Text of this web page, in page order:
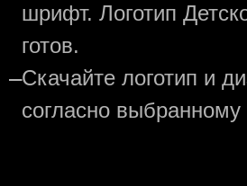
шрифт. Логотип
готов.
—Скачайте логотип и
согласно